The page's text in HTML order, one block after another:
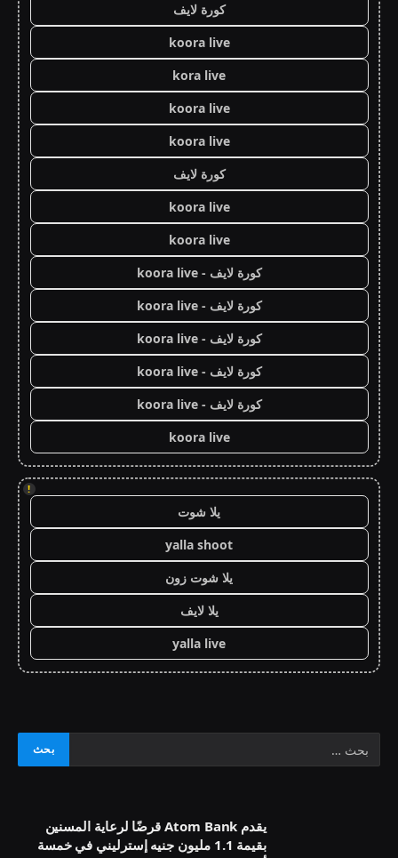
كورة لايف
koora live
kora live
koora live
koora live
كورة لايف
koora live
koora live
كورة لايف - koora live
كورة لايف - koora live
كورة لايف - koora live
كورة لايف - koora live
كورة لايف - koora live
koora live
!
يلا شوت
yalla shoot
يلا شوت زون
يلا لايف
yalla live
يقدم Atom Bank قرضًا لرعاية المسنين
بقيمة 1.1 مليون جنيه إسترليني في خمسة